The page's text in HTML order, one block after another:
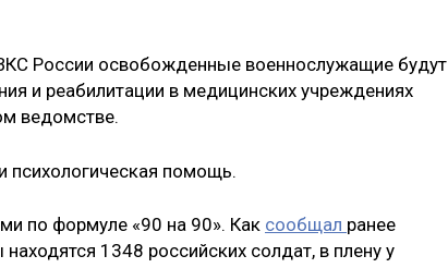
России освобожденные военнослужащие будут
и реабилитации в медицинских учреждениях
ведомстве.
помощь.
по формуле «90 на 90». Как сообщал ранее
находятся 1348 российских солдат, в плену у